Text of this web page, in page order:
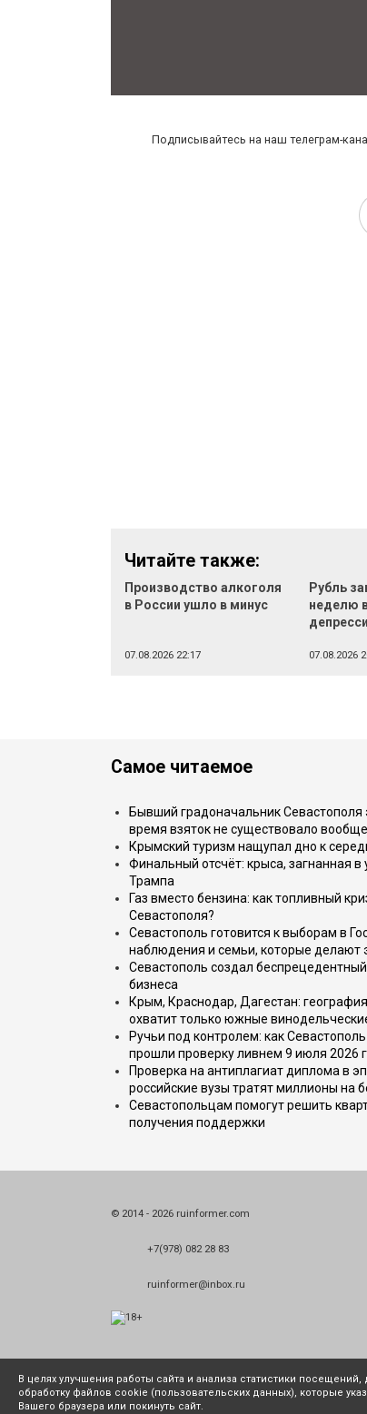
Подписывайтесь на наш телеграм-
Читайте также:
Производство алкоголя
в России ушло в минус
07.08.2026 22:17
Рубль
неделю
07.08.2026
Самое читаемое
Бывший градоначальник Севастополя
время взяток не существовало
Крымский туризм нащупал дно к
Финальный отсчёт: крыса, загнанная
Трампа
Газ вместо бензина: как топливный
Севастополя?
Севастополь готовится к выборам в
наблюдения и семьи, которые делают
Севастополь создал
бизнеса
Крым, Краснодар, Дагестан:
охватит только южные
Ручьи под контролем: как
прошли проверку ливнем 9 июля 2026
Проверка на антиплагиат диплома в
российские вузы тратят миллионы на
Севастопольцам помогут решить
получения поддержки
© 2014 - 2026 ruinformer.com
+7(978) 082 28 83
ruinformer@inbox.ru
В целях улучшения работы сайта и анализа статистики
обработку файлов cookie (пользовательских данных), которые
Вашего браузера или покинуть сайт.